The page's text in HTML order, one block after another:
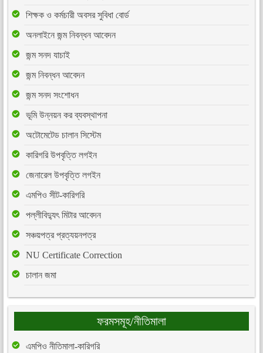
শিক্ষক ও কর্মচারী অবসর সুবিধা বোর্ড
অনলাইনে জন্ম নিবন্ধন আবেদন
জন্ম সনদ যাচাই
জন্ম নিবন্ধন আবেদন
জন্ম সনদ সংশোধন
ভূমি উন্নয়ন কর ব্যবস্থাপনা
অটোমেটেড চালান সিস্টেম
কারিগরি উপবৃত্তি লগইন
জেনারেল উপবৃত্তি লগইন
এমপিও সীট-কারিগরি
পল্লীবিদ্যুৎ মিটার আবেদন
সঞ্চয়পত্র প্রত্যয়নপত্র
NU Certificate Correction
চালান জমা
ফরমসমূহ/নীতিমালা
এমপিও নীতিমালা-কারিগরি